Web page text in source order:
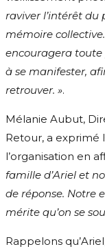
raviver l’intérêt
mémoire
encouragera
à se manifester,
retrouver. ».
Mélanie Aubut,
Retour, a
l’organisation en
famille d’Ariel et
de réponse. Notre
mérite qu’on se
Rappelons